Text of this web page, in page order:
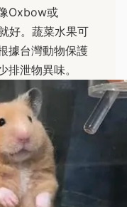
Oxbow或
好。蔬菜水果可
據台灣動物保護
泄物異味。